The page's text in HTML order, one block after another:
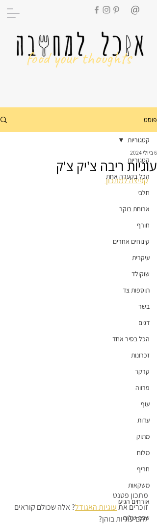
food your thoughts
פוסט
קטגוריות
הכל בקערה אחת
חלבי
ארוחת בוקר
חורף
קינוחים אחרים
עיקרית
שוקולד
תוספות צד
בשר
דגים
הכל בסיר אחד
זכרונות
קרקר
פרווה
עוף
עדות
מתוק
מלוח
חריף
משקאות
אורחים הגיעו
שבת שלום
קטגוריות
עוגיות ריבה צ'יק צ'ק
6 ביולי 2024
קפיצה למתכון
מתכון פטנט
זוכרים את עוגיות האגודל? אלה שכולם קוראים
להם עוגיות בוהן?